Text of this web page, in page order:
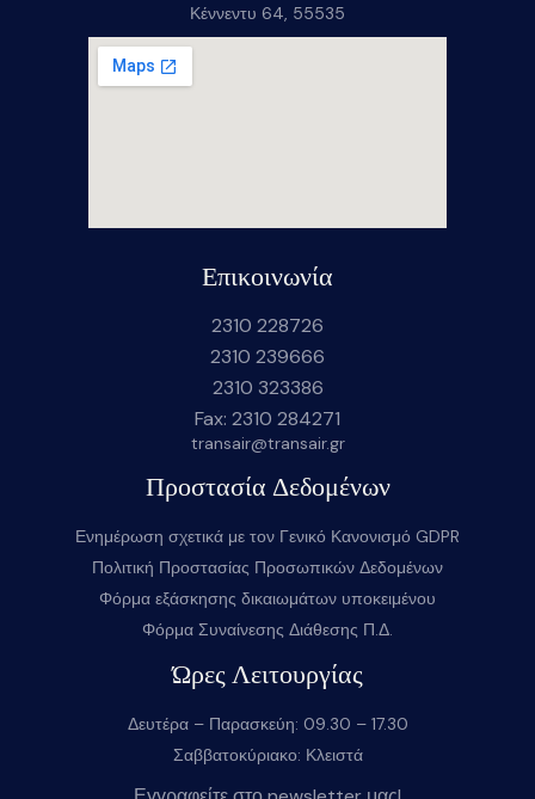
Κέννεντυ 64, 55535
Επικοινωνία
2310 228726
2310 239666
2310 323386
Fax: 2310 284271
transair@transair.gr
Προστασία Δεδομένων
Ενημέρωση σχετικά με τον Γενικό Κανονισμό GDPR
Πολιτική Προστασίας Προσωπικών Δεδομένων
Φόρμα εξάσκησης δικαιωμάτων υποκειμένου
Φόρμα Συναίνεσης Διάθεσης Π.Δ.
Ώρες Λειτουργίας
Δευτέρα – Παρασκεύη: 09.30 – 17.30
Σαββατοκύριακο: Κλειστά